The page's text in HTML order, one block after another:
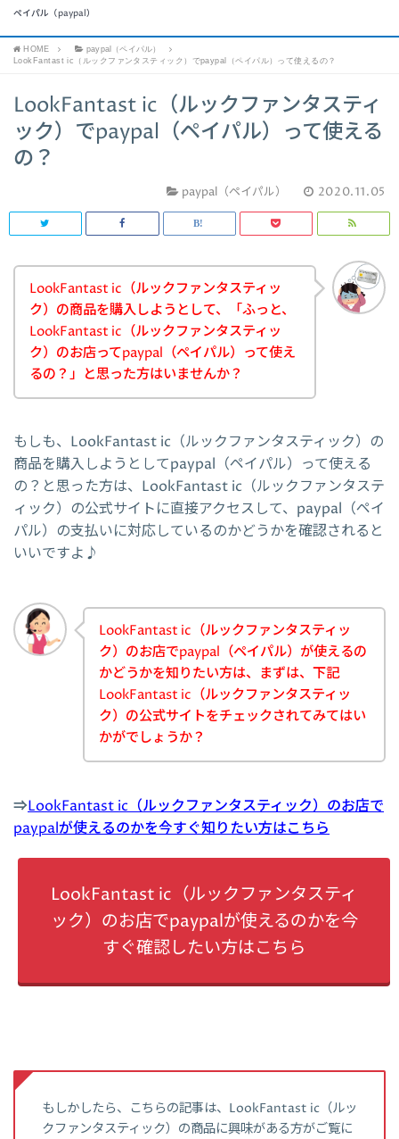
ペイパル（paypal）
HOME
paypal（ペイパル）
LookFantast ic（ルックファンタスティック）でpaypal（ペイパル）って使えるの？
LookFantast ic（ルックファンタスティ
ック）でpaypal（ペイパル）って使える
の？
paypal（ペイパル） 2020.11.05
LookFantast ic（ルックファンタスティッ
ク）の商品を購入しようとして、「ふっと、
LookFantast ic（ルックファンタスティッ
ク）のお店ってpaypal（ペイパル）って使え
るの？」と思った方はいませんか？
もしも、LookFantast ic（ルックファンタスティック）の
商品を購入しようとしてpaypal（ペイパル）って使える
の？と思った方は、LookFantast ic（ルックファンタステ
ィック）の公式サイトに直接アクセスして、paypal（ペイ
パル）の支払いに対応しているのかどうかを確認されると
いいですよ♪
LookFantast ic（ルックファンタスティッ
ク）のお店でpaypal（ペイパル）が使えるの
かどうかを知りたい方は、まずは、下記
LookFantast ic（ルックファンタスティッ
ク）の公式サイトをチェックされてみてはい
かがでしょうか？
⇒LookFantast ic（ルックファンタスティック）のお店で
paypalが使えるのかを今すぐ知りたい方はこちら
LookFantast ic（ルックファンタスティ
ック）のお店でpaypalが使えるのかを今
すぐ確認したい方はこちら
もしかしたら、こちらの記事は、LookFantast ic（ルッ
クファンタスティック）の商品に興味がある方がご覧に